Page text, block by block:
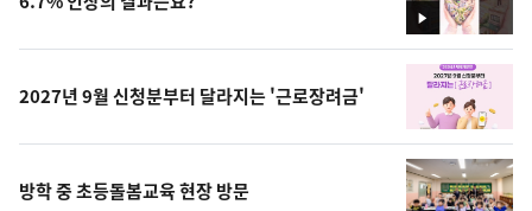
영
상
2027년 9월 신청분부터 달라지는 '근로장려금'
방학 중 초등돌봄교육 현장 방문